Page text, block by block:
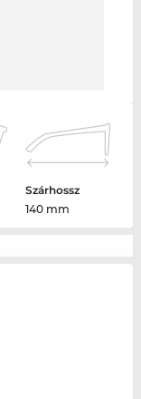
Szárhossz
140 mm